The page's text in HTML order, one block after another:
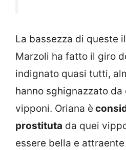
La bassezza di queste
Marzoli ha fatto il giro
indignato quasi tutti,
hanno sghignazzato da
vipponi. Oriana è
prostituta da quei
essere bella e